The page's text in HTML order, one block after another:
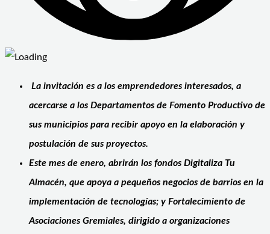
La invitación es a los emprendedores interesados, a
acercarse a los Departamentos de Fomento Productivo de
sus municipios para recibir apoyo en la elaboración y
postulación de sus proyectos.
Este mes de enero, abrirán los fondos Digitaliza Tu
Almacén, que apoya a pequeños negocios de barrios en la
implementación de tecnologías; y Fortalecimiento de
Asociaciones Gremiales, dirigido a organizaciones